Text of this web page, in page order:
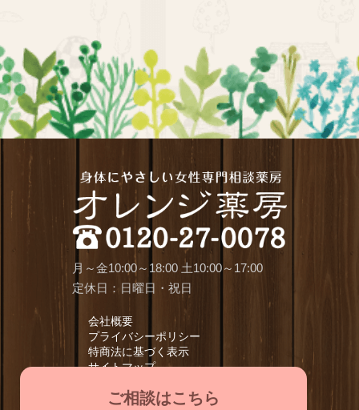
ご相談はこちら
月～金10:00～18:00 土10:00～17:00
定休日：日曜日・祝日
会社概要
プライバシーポリシー
特商法に基づく表示
サイトマップ
All Rights Reserved by Orange-pharmacy